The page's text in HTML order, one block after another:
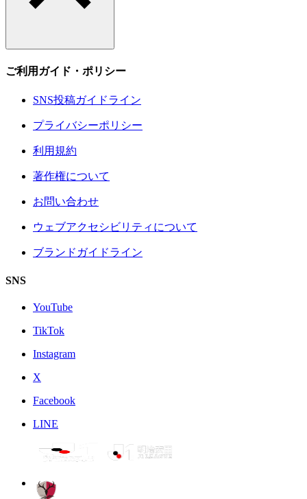
ご利用ガイド・ポリシー
SNS投稿ガイドライン
プライバシーポリシー
利用規約
著作権について
お問い合わせ
ウェブアクセシビリティについて
ブランドガイドライン
SNS
YouTube
TikTok
Instagram
X
Facebook
LINE